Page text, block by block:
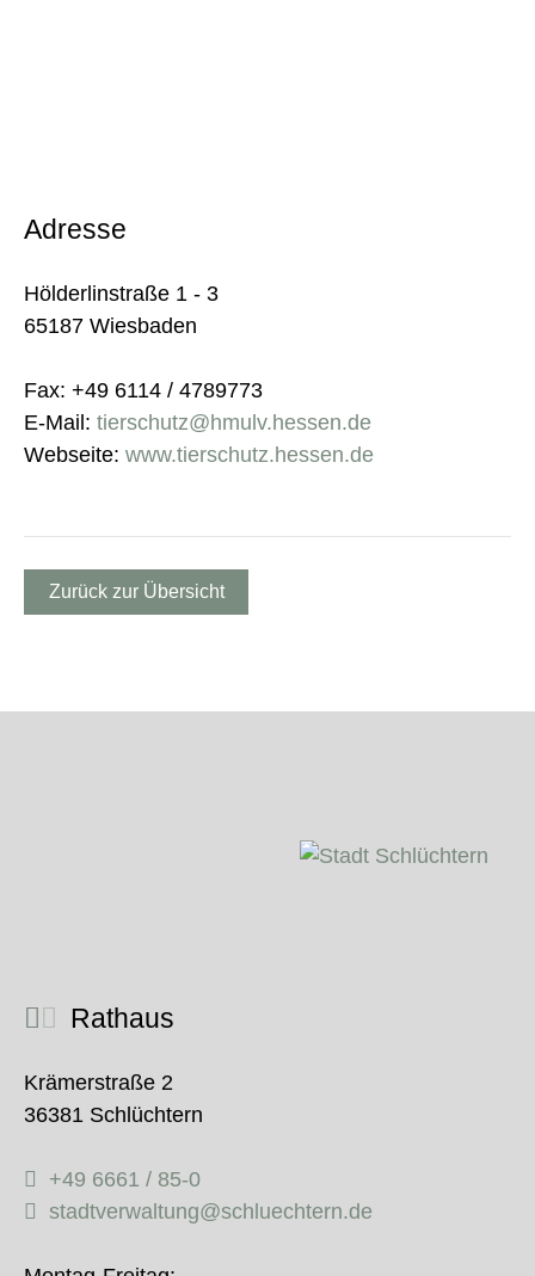
Adresse
Hölderlinstraße 1 - 3
65187 Wiesbaden
Fax: +49 6114 / 4789773
E-Mail: tierschutz@hmulv.hessen.de
Webseite: www.tierschutz.hessen.de
Zurück zur Übersicht
Rathaus
Krämerstraße 2
36381 Schlüchtern
+49 6661 / 85-0
stadtverwaltung@schluechtern.de